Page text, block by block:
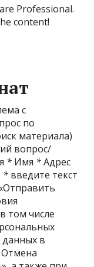
Professional.
content!
с
по
материала)
вопрос/
* Имя *Адрес
* введите текст
том числе
в